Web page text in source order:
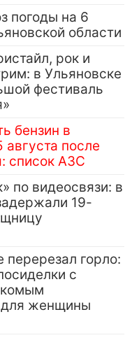
погоды на 6
области
рок и
в Ульяновске
фестиваль
бензин в
августа после
список АЗС
по видеосвязи: в
19-
перерезал горло:
с
для женщины